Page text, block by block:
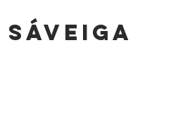
sáVEIGA